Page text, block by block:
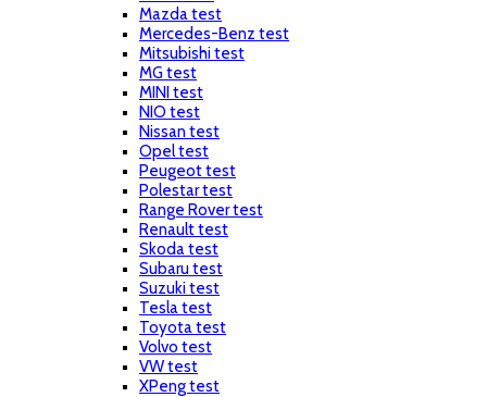
Mazda test
Mercedes-Benz test
Mitsubishi test
MG test
MINI test
NIO test
Nissan test
Opel test
Peugeot test
Polestar test
Range Rover test
Renault test
Skoda test
Subaru test
Suzuki test
Tesla test
Toyota test
Volvo test
VW test
XPeng test